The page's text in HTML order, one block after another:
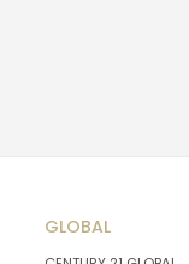
GLOBAL